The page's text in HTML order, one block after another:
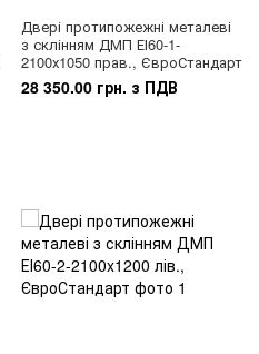
Двері протипожежні металеві
з склінням ДМП ЕІ60-1-
2100х1050 прав., ЄвроСтандарт
28 350.00 грн. з ПДВ